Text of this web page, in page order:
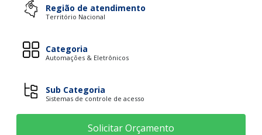
Região de atendimento
Território Nacional
Categoria
Automações & Eletrônicos
Sub Categoria
Sistemas de controle de acesso
Solicitar Orçamento